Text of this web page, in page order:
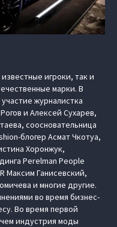
игроки, так и
марки. В
журналистка
и Алексей Сухарев,
соосновательница
блогер Асмат Чкотуа,
Хоронжук,
Perelman People
Максим Ганисевский,
и многие другие.
во время бизнес-
Во время первой
индустрия моды